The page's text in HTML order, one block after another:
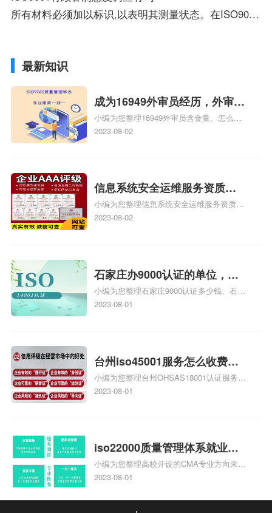
所有材料必须加以标识,以表明其测量状态。在ISO9001中，为什么是错的？
最新知识
成为16949外审员经历，外审员
16949
小编为您整理16949外审员含金量、怎么才
能成为注册的TS16949:2009的外审员、我
2023-08-02
信息系统安全运维服务资质二
级费用，信息系统安全运维服
务资质二级
小编为您整理信息系统安全运维服务资质认
证证书机构有哪些、安全运维服务资质的费
体系认证知识，详情可查看下方正文！
2023-08-02
石家庄办9000认证的单位，石
家庄9000认证的公司
小编为您整理石家庄9000认证多少钱、石家
庄9000认证价格多少钱、石家庄9000认证
2023-08-01
台州iso45001服务怎么收费，
台州iso45001认证服务怎么收
费
小编为您整理台州OHSAS18001认证服务中
心哪家收费便宜、台州ISO9000认证，哪个
标准是什么相关iso体系认证知识，详情可
查看下方正文！
2023-08-01
iso22000质量管理体系就业方
向，质量管理与认证就业方向
小编为您整理高校开设的CMA专业方向未来
就业前景及就业方向如何、cma就业方向有
和cma未来就业方向、大学生考完cma，就
2023-08-01